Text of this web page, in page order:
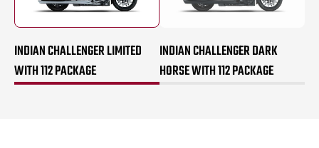
INDIAN CHALLENGER LIMITED
WITH 112 PACKAGE
INDIAN CHALLENGER DARK
HORSE WITH 112 PACKAGE